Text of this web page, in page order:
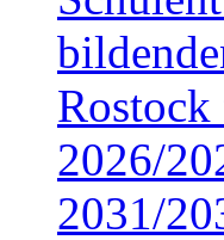
2026/
2031/